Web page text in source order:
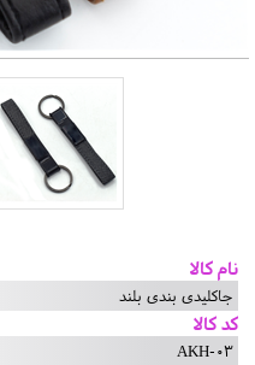
نام کالا
جاکلیدی بندی بلند
کد کالا
AKH-03